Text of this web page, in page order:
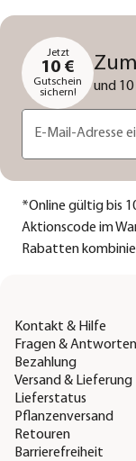
Jetzt
10 €
Gutschein
sichern!
und 10
E-Mail-Adresse
*Online gültig bis
Aktionscode im
Rabatten
Kontakt & Hilfe
Fragen & Antworten
Bezahlung
Versand & Lieferung
Lieferstatus
Pflanzenversand
Retouren
Barrierefreiheit